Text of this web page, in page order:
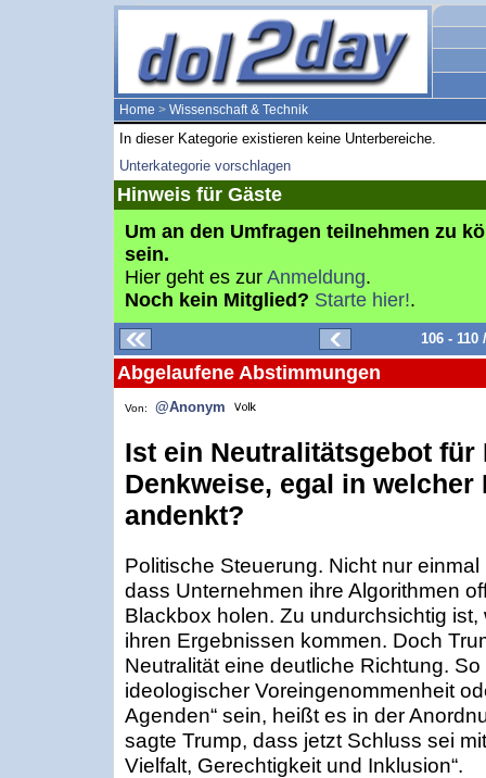
Home > Wissenschaft & Technik
In dieser Kategorie existieren keine Unterbereiche.
Unterkategorie vorschlagen
Hinweis für Gäste
Um an den Umfragen teilnehmen zu
sein.
Hier geht es zur Anmeldung.
Noch kein Mitglied? Starte hier!.
106 -
Abgelaufene Abstimmungen
Von: @Anonym
Ist ein Neutralitätsgebot
Denkweise, egal in welcher
andenkt?
Politische Steuerung. Nicht nur
dass Unternehmen ihre Algorithmen
Blackbox holen. Zu undurchsichtig
ihren Ergebnissen kommen. Doch
Neutralität eine deutliche Richtung.
ideologischer Voreingenommenheit
Agenden“ sein, heißt es in der
sagte Trump, dass jetzt Schluss sei
Vielfalt, Gerechtigkeit und Inklusion“.